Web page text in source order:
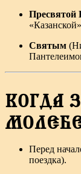
Пресвятой
Святым
КОГДА
Перед
поездка).